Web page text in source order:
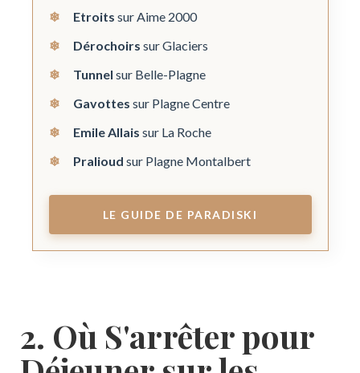
Etroits sur Aime 2000
Dérochoirs sur Glaciers
Tunnel sur Belle-Plagne
Gavottes sur Plagne Centre
Emile Allais sur La Roche
Pralioud sur Plagne Montalbert
LE GUIDE DE PARADISKI
2. Où S'arrêter pour